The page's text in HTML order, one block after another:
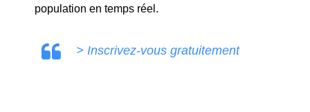
population en temps réel.
> Inscrivez-vous gratuitement